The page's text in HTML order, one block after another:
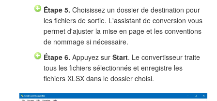
Étape 5. Choisissez un dossier de destination pour
les fichiers de sortie. L'assistant de conversion vous
permet d'ajuster la mise en page et les conventions
de nommage si nécessaire.
Étape 6. Appuyez sur Start. Le convertisseur traite
tous les fichiers sélectionnés et enregistre les
fichiers XLSX dans le dossier choisi.